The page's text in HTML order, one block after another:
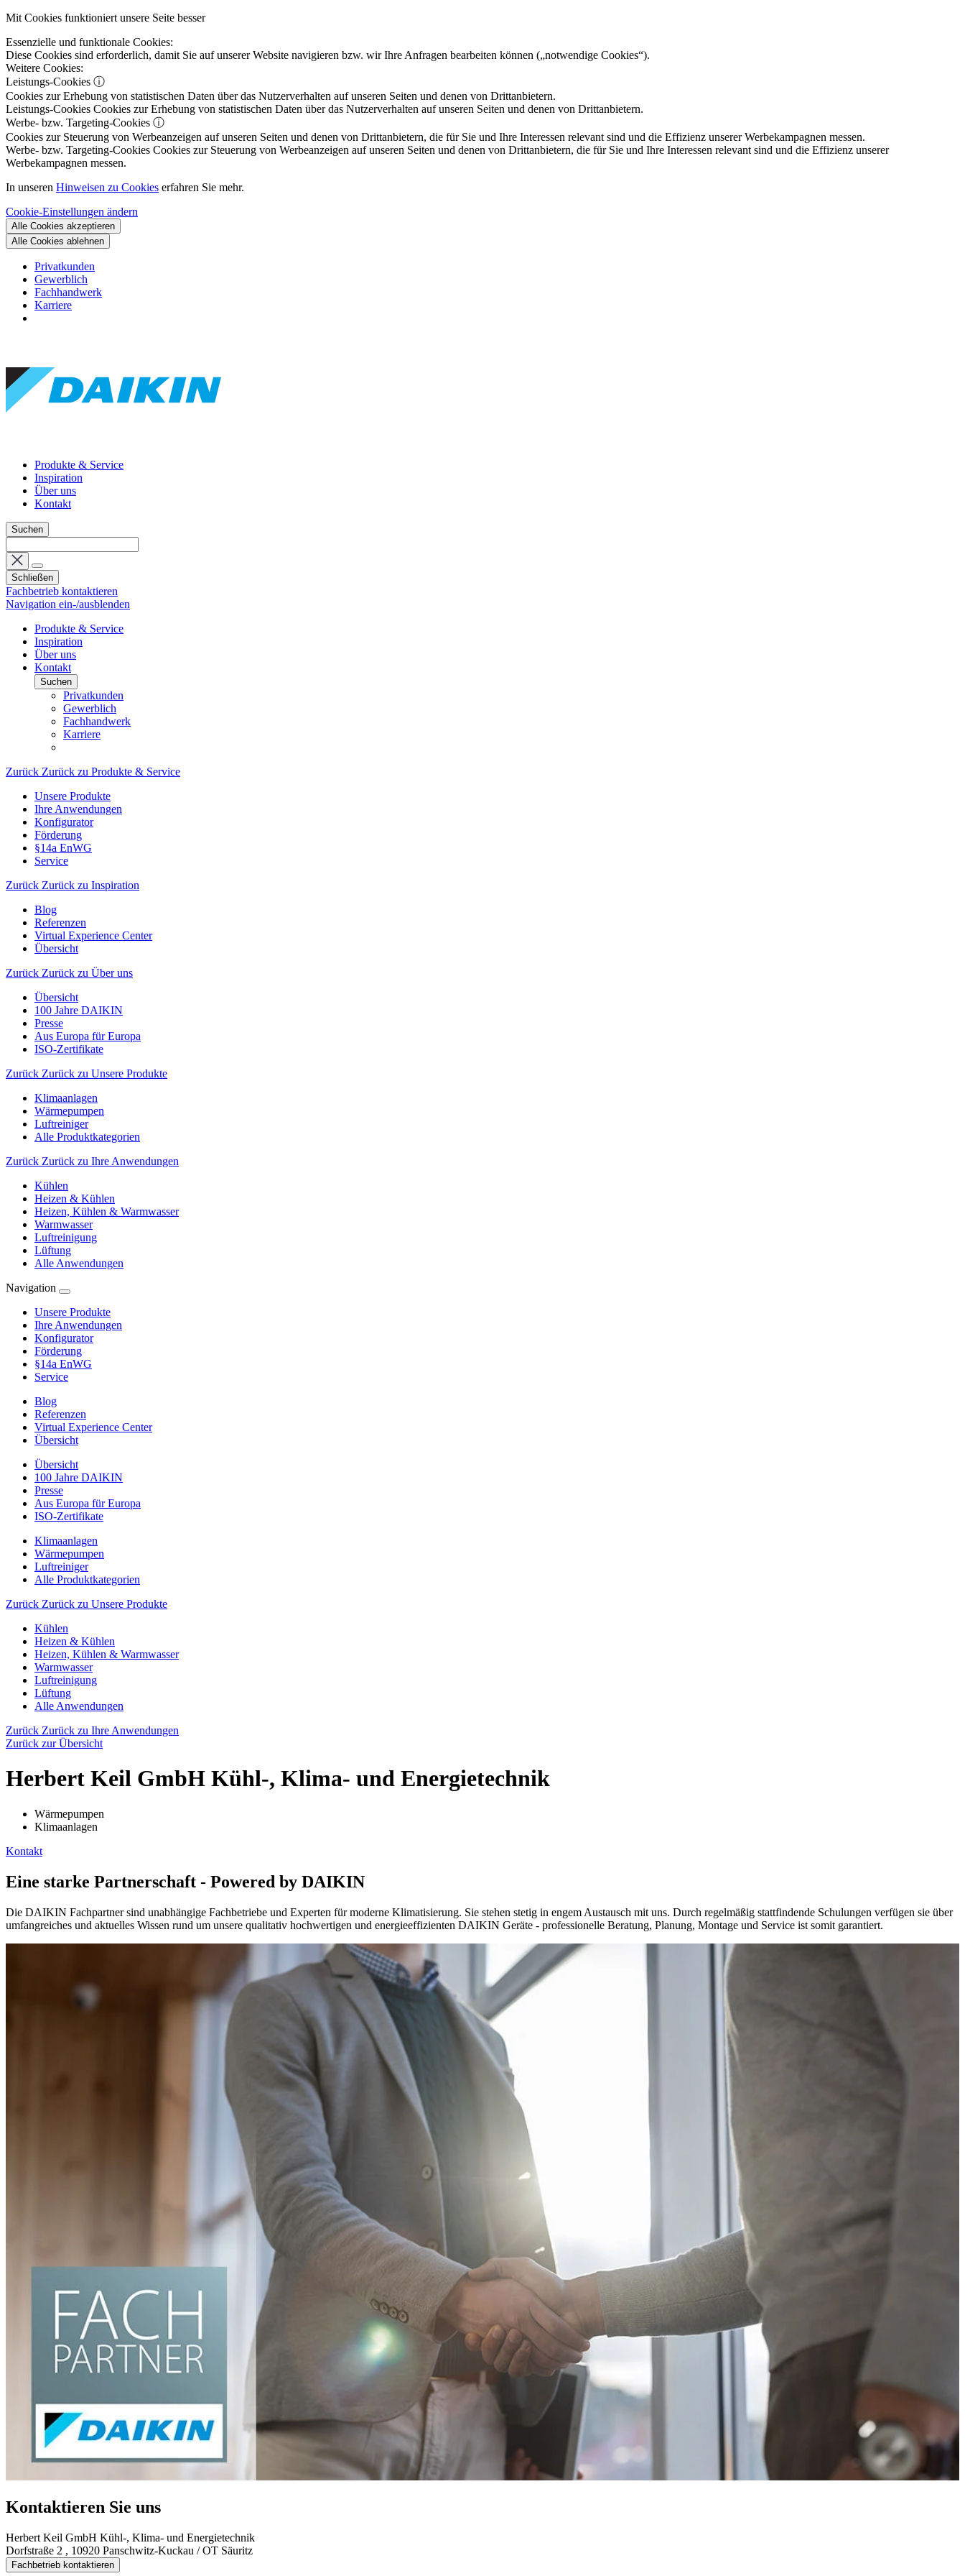
Mit Cookies funktioniert unsere Seite besser
Essenzielle und funktionale Cookies:
Diese Cookies sind erforderlich, damit Sie auf unserer Website navigieren bzw. wir Ihre Anfragen bearbeiten können („notwendige Cookies“).
Weitere Cookies:
Leistungs-Cookies ⓘ
Cookies zur Erhebung von statistischen Daten über das Nutzerverhalten auf unseren Seiten und denen von Drittanbietern.
Leistungs-Cookies Cookies zur Erhebung von statistischen Daten über das Nutzerverhalten auf unseren Seiten und denen von Drittanbietern.
Werbe- bzw. Targeting-Cookies ⓘ
Cookies zur Steuerung von Werbeanzeigen auf unseren Seiten und denen von Drittanbietern, die für Sie und Ihre Interessen relevant sind und die Effizienz unserer Werbekampagnen messen.
Werbe- bzw. Targeting-Cookies Cookies zur Steuerung von Werbeanzeigen auf unseren Seiten und denen von Drittanbietern, die für Sie und Ihre Interessen relevant sind und die Effizienz unserer
Werbekampagnen messen.
In unseren Hinweisen zu Cookies erfahren Sie mehr.
Cookie-Einstellungen ändern
Alle Cookies akzeptieren
Alle Cookies ablehnen
Privatkunden
Gewerblich
Fachhandwerk
Karriere
Produkte & Service
Inspiration
Über uns
Kontakt
Suchen
Schließen
Fachbetrieb kontaktieren
Navigation ein-/ausblenden
Produkte & Service
Inspiration
Über uns
Kontakt
Suchen
Privatkunden
Gewerblich
Fachhandwerk
Karriere
Zurück Zurück zu Produkte & Service
Unsere Produkte
Ihre Anwendungen
Konfigurator
Förderung
§14a EnWG
Service
Zurück Zurück zu Inspiration
Blog
Referenzen
Virtual Experience Center
Übersicht
Zurück Zurück zu Über uns
Übersicht
100 Jahre DAIKIN
Presse
Aus Europa für Europa
ISO-Zertifikate
Zurück Zurück zu Unsere Produkte
Klimaanlagen
Wärmepumpen
Luftreiniger
Alle Produktkategorien
Zurück Zurück zu Ihre Anwendungen
Kühlen
Heizen & Kühlen
Heizen, Kühlen & Warmwasser
Warmwasser
Luftreinigung
Lüftung
Alle Anwendungen
Navigation
Unsere Produkte
Ihre Anwendungen
Konfigurator
Förderung
§14a EnWG
Service
Blog
Referenzen
Virtual Experience Center
Übersicht
Übersicht
100 Jahre DAIKIN
Presse
Aus Europa für Europa
ISO-Zertifikate
Klimaanlagen
Wärmepumpen
Luftreiniger
Alle Produktkategorien
Zurück Zurück zu Unsere Produkte
Kühlen
Heizen & Kühlen
Heizen, Kühlen & Warmwasser
Warmwasser
Luftreinigung
Lüftung
Alle Anwendungen
Zurück Zurück zu Ihre Anwendungen
Zurück zur Übersicht
Herbert Keil GmbH Kühl-, Klima- und Energietechnik
Wärmepumpen
Klimaanlagen
Kontakt
Eine starke Partnerschaft - Powered by DAIKIN
Die DAIKIN Fachpartner sind unabhängige Fachbetriebe und Experten für moderne Klimatisierung. Sie stehen stetig in engem Austausch mit uns. Durch regelmäßig stattfindende Schulungen verfügen sie über
umfangreiches und aktuelles Wissen rund um unsere qualitativ hochwertigen und energieeffizienten DAIKIN Geräte - professionelle Beratung, Planung, Montage und Service ist somit garantiert.
Kontaktieren Sie uns
Herbert Keil GmbH Kühl-, Klima- und Energietechnik
Dorfstraße 2 , 10920 Panschwitz-Kuckau / OT Säuritz
Fachbetrieb kontaktieren